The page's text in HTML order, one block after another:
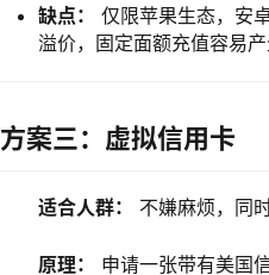
缺点：
仅限苹果生态，安
溢价，固定面额充值容易
方案三：虚拟信用卡
适合人群： 不嫌麻烦，同
原理： 申请一张带有美国